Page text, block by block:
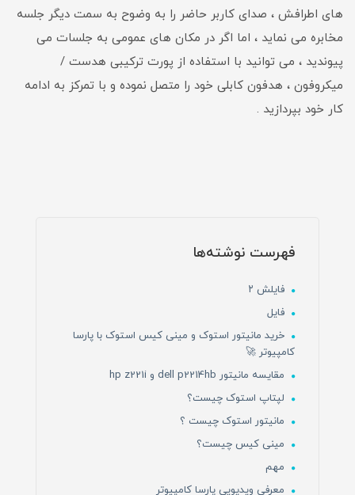
های اطرافش ، صدای کاربر حاضر را به وضوح به سمت دیگر جلسه
مخابره می نماید ، اما اگر در مکان های عمومی به جلسات می
پیوندید ، می توانید با استفاده از پورت ترکیبی هدست /
میکروفون ، هدفون کابلی خود را متصل نموده و با تمرکز به ادامه
کار خود بپردازید .
فهرست نوشته‌ها
فایلش ۲
فایل
خرید مانیتور استوک و مینی کیس استوک با پارسا
کامپیوتر 🚀
مقایسه مانیتور dell p2214hb و hp z221i
لپتاپ استوک چیست؟
مانیتور استوک چیست ؟
مینی کیس چیست؟
مهم
معرفی ویدیویی پارسا کامپیوتر